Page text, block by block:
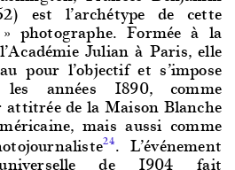
est l’archétype de cette
photographe. Formée à la
Julian à Paris, elle
pour l’objectif et s’impose
années 1890, comme
de la Maison Blanche
mais aussi comme
24. L’événement
de 1904 fait